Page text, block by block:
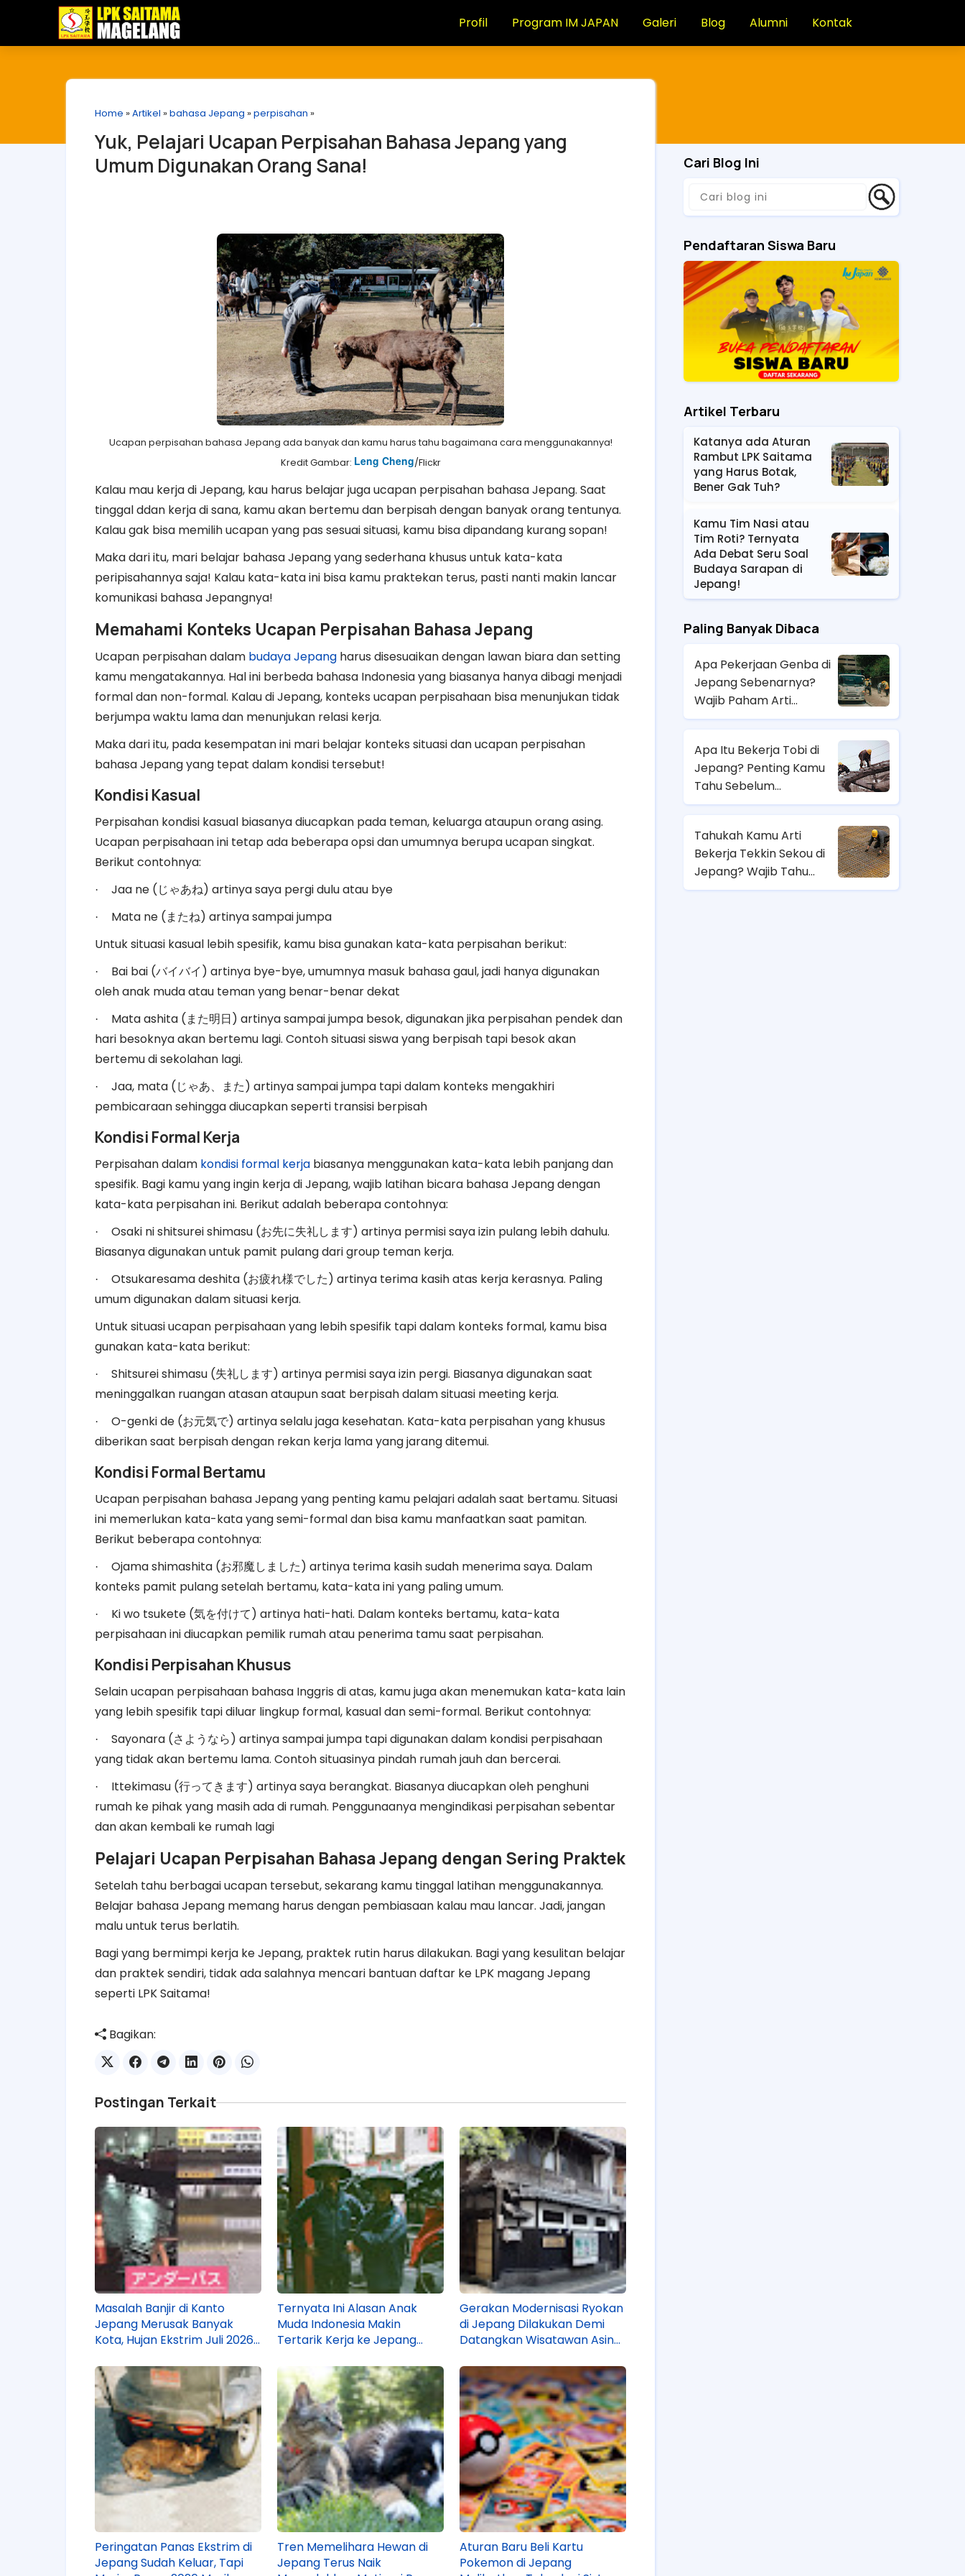
Profil Program IM JAPAN Galeri Blog Alumni Kontak
Home »Artikel »bahasa Jepang »perpisahan »
Yuk, Pelajari Ucapan Perpisahan Bahasa Jepang yang
Umum Digunakan Orang Sana!
Ucapan perpisahan bahasa Jepang ada banyak dan kamu harus tahu bagaimana cara menggunakannya!
Kredit Gambar: Leng Cheng/Flickr
Kalau mau kerja di Jepang, kau harus belajar juga ucapan perpisahan bahasa Jepang. Saat
tinggal ddan kerja di sana, kamu akan bertemu dan berpisah dengan banyak orang tentunya.
Kalau gak bisa memilih ucapan yang pas sesuai situasi, kamu bisa dipandang kurang sopan!
Maka dari itu, mari belajar bahasa Jepang yang sederhana khusus untuk kata-kata
peripisahannya saja! Kalau kata-kata ini bisa kamu praktekan terus, pasti nanti makin lancar
komunikasi bahasa Jepangnya!
Memahami Konteks Ucapan Perpisahan Bahasa Jepang
Ucapan perpisahan dalam budaya Jepang harus disesuaikan dengan lawan biara dan setting
kamu mengatakannya. Hal ini berbeda bahasa Indonesia yang biasanya hanya dibagi menjadi
formal dan non-formal. Kalau di Jepang, konteks ucapan perpisahaan bisa menunjukan tidak
berjumpa waktu lama dan menunjukan relasi kerja.
Maka dari itu, pada kesempatan ini mari belajar konteks situasi dan ucapan perpisahan
bahasa Jepang yang tepat dalam kondisi tersebut!
Kondisi Kasual
Perpisahan kondisi kasual biasanya diucapkan pada teman, keluarga ataupun orang asing.
Ucapan perpisahaan ini tetap ada beberapa opsi dan umumnya berupa ucapan singkat.
Berikut contohnya:
· Jaa ne ( じゃあね) artinya saya pergi dulu atau bye
· Mata ne ( またね) artinya sampai jumpa
Untuk situasi kasual lebih spesifik, kamu bisa gunakan kata-kata perpisahan berikut:
· Bai bai (バイバイ ) artinya bye-bye, umumnya masuk bahasa gaul, jadi hanya digunakan
oleh anak muda atau teman yang benar-benar dekat
· Mata ashita ( また明日 ) artinya sampai jumpa besok, digunakan jika perpisahan pendek dan
hari besoknya akan bertemu lagi. Contoh situasi siswa yang berpisah tapi besok akan
bertemu di sekolahan lagi.
· Jaa, mata ( じゃあ、また ) artinya sampai jumpa tapi dalam konteks mengakhiri
pembicaraan sehingga diucapkan seperti transisi berpisah
Kondisi Formal Kerja
Perpisahan dalam kondisi formal kerja biasanya menggunakan kata-kata lebih panjang dan
spesifik. Bagi kamu yang ingin kerja di Jepang, wajib latihan bicara bahasa Jepang dengan
kata-kata perpisahan ini. Berikut adalah beberapa contohnya:
· Osaki ni shitsurei shimasu (お先に失礼します) artinya permisi saya izin pulang lebih dahulu.
Biasanya digunakan untuk pamit pulang dari group teman kerja.
· Otsukaresama deshita (お疲れ様でした ) artinya terima kasih atas kerja kerasnya. Paling
umum digunakan dalam situasi kerja.
Untuk situasi ucapan perpisahaan yang lebih spesifik tapi dalam konteks formal, kamu bisa
gunakan kata-kata berikut:
· Shitsurei shimasu (失礼します) artinya permisi saya izin pergi. Biasanya digunakan saat
meninggalkan ruangan atasan ataupun saat berpisah dalam situasi meeting kerja.
· O-genki de (お元気で) artinya selalu jaga kesehatan. Kata-kata perpisahan yang khusus
diberikan saat berpisah dengan rekan kerja lama yang jarang ditemui.
Kondisi Formal Bertamu
Ucapan perpisahan bahasa Jepang yang penting kamu pelajari adalah saat bertamu. Situasi
ini memerlukan kata-kata yang semi-formal dan bisa kamu manfaatkan saat pamitan.
Berikut beberapa contohnya:
· Ojama shimashita (お邪魔しました ) artinya terima kasih sudah menerima saya. Dalam
konteks pamit pulang setelah bertamu, kata-kata ini yang paling umum.
· Ki wo tsukete (気を付けて ) artinya hati-hati. Dalam konteks bertamu, kata-kata
perpisahaan ini diucapkan pemilik rumah atau penerima tamu saat perpisahan.
Kondisi Perpisahan Khusus
Selainucapan perpisahaan bahasa Inggris di atas, kamu juga akan menemukan kata-kata lain
yang lebih spesifik tapi diluar lingkup formal, kasual dan semi-formal. Berikut contohnya:
· Sayonara (さようなら ) artinya sampai jumpa tapi digunakan dalam kondisi perpisahaan
yang tidak akan bertemu lama. Contoh situasinya pindah rumah jauh dan bercerai.
· Ittekimasu (行ってきます) artinya saya berangkat. Biasanya diucapkan oleh penghuni
rumah ke pihak yang masih ada di rumah. Penggunaanya mengindikasi perpisahan sebentar
dan akan kembali ke rumah lagi
Pelajari Ucapan Perpisahan Bahasa Jepang dengan Sering Praktek
Setelah tahu berbagai ucapan tersebut, sekarang kamu tinggal latihan menggunakannya.
Belajar bahasa Jepang memang harus dengan pembiasaan kalau mau lancar. Jadi, jangan
malu untuk terus berlatih.
Bagi yang bermimpi kerja ke Jepang, praktek rutin harus dilakukan. Bagi yang kesulitan belajar
dan praktek sendiri, tidak ada salahnya mencari bantuan daftar ke LPK magang Jepang
seperti LPK Saitama!
Bagikan:
Postingan Terkait
Masalah Banjir di Kanto
Jepang Merusak Banyak
Kota, Hujan Ekstrim Juli 2026
Ternyata Ini Alasan Anak
Muda Indonesia Makin
Tertarik Kerja ke Jepang
Gerakan Modernisasi Ryokan
di Jepang Dilakukan Demi
Datangkan Wisatawan Asing,
Peringatan Panas Ekstrim di
Jepang Sudah Keluar, Tapi
Tren Memelihara Hewan di
Jepang Terus Naik
Aturan Baru Beli Kartu
Pokemon di Jepang
Cari Blog Ini
Pendaftaran Siswa Baru
Artikel Terbaru
Katanya ada Aturan
Rambut LPK Saitama
yang Harus Botak,
Bener Gak Tuh?
Kamu Tim Nasi atau
Tim Roti? Ternyata
Ada Debat Seru Soal
Budaya Sarapan di
Jepang!
Paling Banyak Dibaca
Apa Pekerjaan Genba di
Jepang Sebenarnya?
Wajib Paham Arti
Pekerjaannya Sebelum
Apa Itu Bekerja Tobi di
Jepang? Penting Kamu
Tahu Sebelum
Berangkat Magang Kerja
Tahukah Kamu Arti
Bekerja Tekkin Sekou di
Jepang? Wajib Tahu
Sebelum Pilih Job